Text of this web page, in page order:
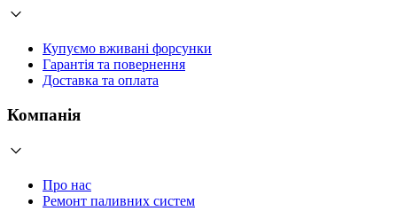
Купуємо вживані форсунки
Гарантія та повернення
Доставка та оплата
Компанія
Про нас
Ремонт паливних систем